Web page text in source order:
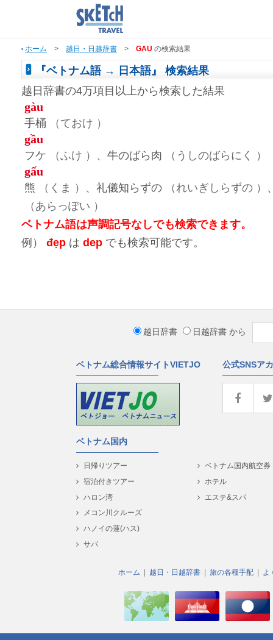
ホーム > 越日・日越辞書 > GAU の検索結果
『ベトナム語 → 日本語』 検索結果
越日辞書の4万項目以上から検索した結果
gàu
手桶 （ておけ ）
gầu
フケ （ふけ ） 、牛のばら肉 （うしのばらにく ）
gấu
熊 （くま ） 、礼儀知らずの （れいぎしらずの ）
（あらっぽい ）
ベトナム語は声調記号なしでも検索できます。
例）
đẹp は dep でも検索可能です。
越日辞書 日越辞書 から
ベトナム総合情報サイトVIETJO 公式SNSア
ベトナム国内
日帰りツアー
宿泊付きツアー
ハロン湾
メコン川クルーズ
ハノイの蓮(ハス)
サパ
ベトナム国内航空券
ホテル
エステ&スパ
ホーム 越日・日越辞書 旅の各種手配 よ